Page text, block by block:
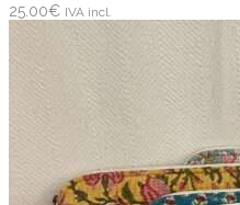
25.00€ IVA incl.